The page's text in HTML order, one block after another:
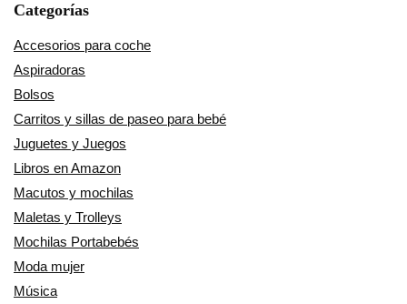
Categorías
Accesorios para coche
Aspiradoras
Bolsos
Carritos y sillas de paseo para bebé
Juguetes y Juegos
Libros en Amazon
Macutos y mochilas
Maletas y Trolleys
Mochilas Portabebés
Moda mujer
Música